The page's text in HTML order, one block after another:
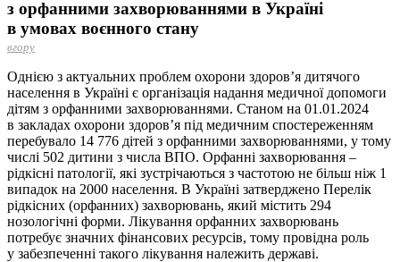
з орфанними захворюваннями в Україні
в умовах воєнного стану
вгору
Однією з актуальних проблем охорони здоров’я дитячого
населення в Україні є організація надання медичної допомоги
дітям з орфанними захворюваннями. Станом на 01.01.2024
в закладах охорони здоров’я під медичним спостереженням
перебувало 14 776 дітей з орфанними захворюваннями, у тому
числі 502 дитини з числа ВПО. Орфанні захворювання –
рідкісні патології, які зустрічаються з частотою не більш ніж 1
випадок на 2000 населення. В Україні затвер­джено Перелік
рідкісних (орфанних) захворювань, який містить 294
нозологічні форми. Лікування орфанних захворювань
потребує значних фінансових ресурсів, тому провідна роль
у забезпеченні такого лікування належить державі.